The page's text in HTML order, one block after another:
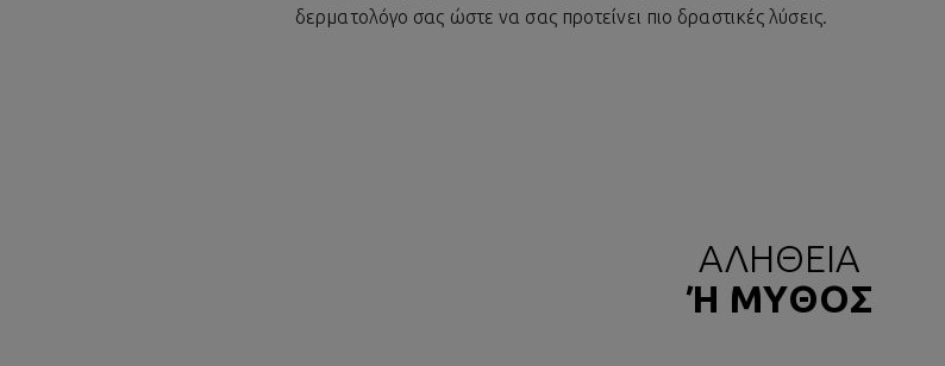
δερματολόγο σας ώστε να σας προτείνει πιο δραστικές λύσεις.
ΑΛΗΘΕΙΑ
Ή ΜΥΘΟΣ